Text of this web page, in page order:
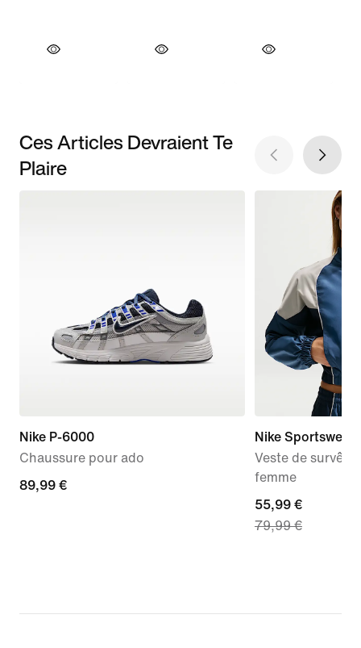
Ces Articles Devraient Te
Plaire
Nike P-6000
Chaussure pour ado
89,99 €
89,99 €
Nike Sportswear
Veste de
femme
current
price
79,99 €
55,99 €
79,99 €